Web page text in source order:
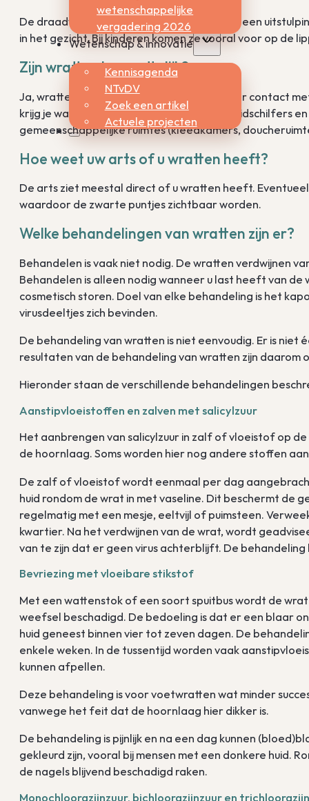
wetenschappelijke
vergadering 2026
Wetenschap & innovatie
Kennisagenda
NTvDV
Zoek een artikel
Actuele projecten
De draadvormige wrat (verruca filiformis) is een
in het gezicht. Bij kinderen komen ze vooral voor op de
Zijn wratten besmettelijk?
Ja, wratten zijn besmettelijk. Je krijgt ze door contact
krijg je waarschijnlijk door geïnfecteerde huidschilfers
gemeenschappelijke ruimtes (kleedkamers,
Hoe weet uw arts of u wratten heeft?
De arts ziet meestal direct of u wratten heeft.
waardoor de zwarte puntjes zichtbaar worden.
Welke behandelingen van wratten zijn er?
Behandelen is vaak niet nodig. De wratten verdwijnen
Behandelen is alleen nodig wanneer u last heeft van
cosmetisch storen. Doel van elke behandeling is het
virusdeeltjes zich bevinden.
De behandeling van wratten is niet eenvoudig. Er is
resultaten van de behandeling van wratten zijn daarom
Hieronder staan de verschillende behandelingen
Aanstipvloeistoffen en zalven met salicylzuur
Het aanbrengen van salicylzuur in zalf of vloeistof op
de hoornlaag. Soms worden hier nog andere stoffen
De zalf of vloeistof wordt eenmaal per dag
huid rondom de wrat in met vaseline. Dit beschermt de
regelmatig met een mesje, eeltvijl of puimsteen.
kwartier. Na het verdwijnen van de wrat, wordt
van te zijn dat er geen virus achterblijft. De
Bevriezing met vloeibare stikstof
Met een wattenstok of een soort spuitbus wordt de
weefsel beschadigd. De bedoeling is dat er een blaar
huid geneest binnen vier tot zeven dagen. De
enkele weken. In de tussentijd worden vaak
kunnen afpellen.
Deze behandeling is voor voetwratten wat minder
vanwege het feit dat de hoornlaag hier dikker is.
De behandeling is pijnlijk en na een dag kunnen
gekleurd zijn, vooral bij mensen met een donkere huid.
de nagels blijvend beschadigd raken.
Monochloorazijnzuur, bichloorazijnzuur en